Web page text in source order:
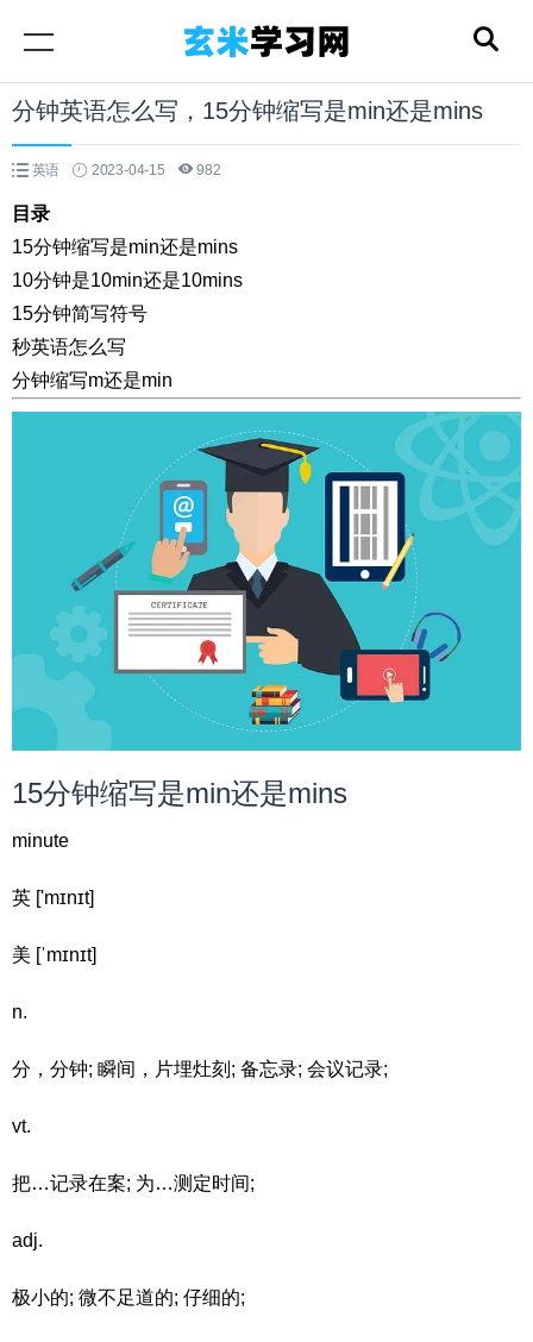
分钟英语怎么写，15分钟缩写是min还是mins
英语 2023-04-15 982
目录
15分钟缩写是min还是mins
10分钟是10min还是10mins
15分钟简写符号
秒英语怎么写
分钟缩写m还是min
15分钟缩写是min还是mins
minute
英 ['mɪnɪt]
美 [ˈmɪnɪt]
n.
分，分钟; 瞬间，片埋灶刻; 备忘录; 会议记录;
vt.
把…记录在案; 为…测定时间;
adj.
极小的; 微不足道的; 仔细的;